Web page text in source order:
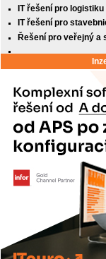
IT řešení pro logistiku
IT řešení pro
Řešení pro veřejný a